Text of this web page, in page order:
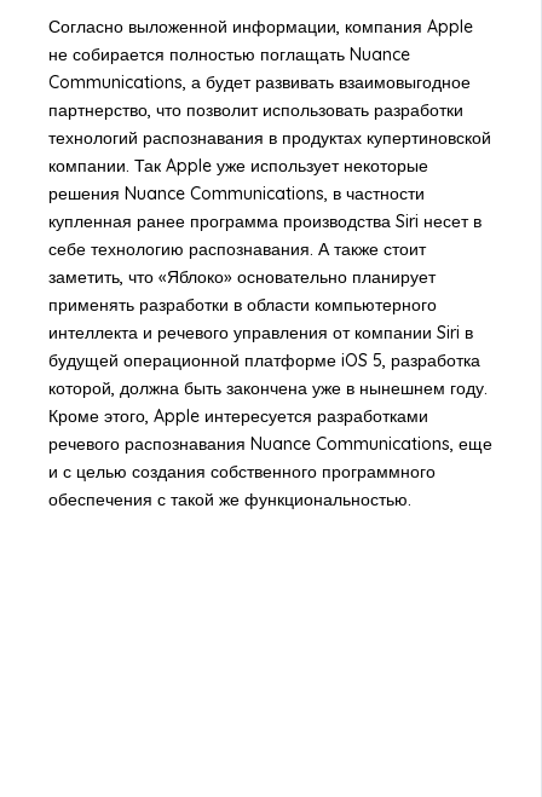
Согласно выложенной информации, компания Apple
не собирается полностью поглащать Nuance
Communications, а будет развивать взаимовыгодное
партнерство, что позволит использовать разработки
технологий распознавания в продуктах купертиновской
компании. Так Apple уже использует некоторые
решения Nuance Communications, в частности
купленная ранее программа производства Siri несет в
себе технологию распознавания. А также стоит
заметить, что «Яблоко» основательно планирует
применять разработки в области компьютерного
интеллекта и речевого управления от компании Siri в
будущей операционной платформе iOS 5, разработка
которой, должна быть закончена уже в нынешнем году.
Кроме этого, Apple интересуется разработками
речевого распознавания Nuance Communications, еще
и с целью создания собственного программного
обеспечения с такой же функциональностью.